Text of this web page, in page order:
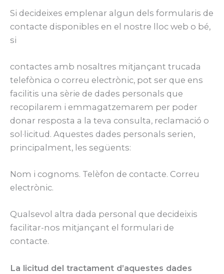
Si decideixes emplenar algun dels formularis de
contacte disponibles en el nostre lloc web o bé,
si
contactes amb nosaltres mitjançant trucada
telefònica o correu electrònic, pot ser que ens
facilitis una sèrie de dades personals que
recopilarem i emmagatzemarem per poder
donar resposta a la teva consulta, reclamació o
sol·licitud. Aquestes dades personals serien,
principalment, les següents:
Nom i cognoms. Telèfon de contacte. Correu
electrònic.
Qualsevol altra dada personal que decideixis
facilitar-nos mitjançant el formulari de
contacte.
La licitud del tractament d’aquestes dades